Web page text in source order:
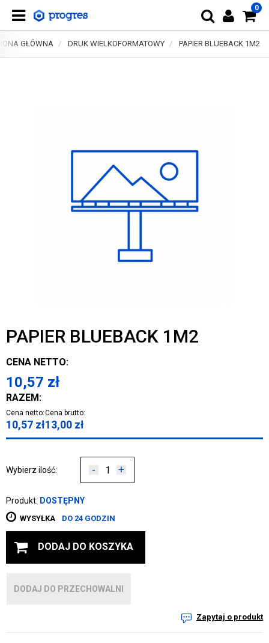
0
GŁÓWNA DRUK WIELKOFORMATOWY PAPIER BLUEBACK 1M2
PAPIER BLUEBACK 1M2
CENA NETTO:
10,57 zł
RAZEM:
Cena netto:
10,57 zł
Cena brutto:
13,00 zł
Wybierz ilość: - +
Produkt: DOSTĘPNY
WYSYŁKA DO 24 GODZIN
DODAJ DO KOSZYKA
DODAJ DO PRZECHOWALNI
Zapytaj o produkt